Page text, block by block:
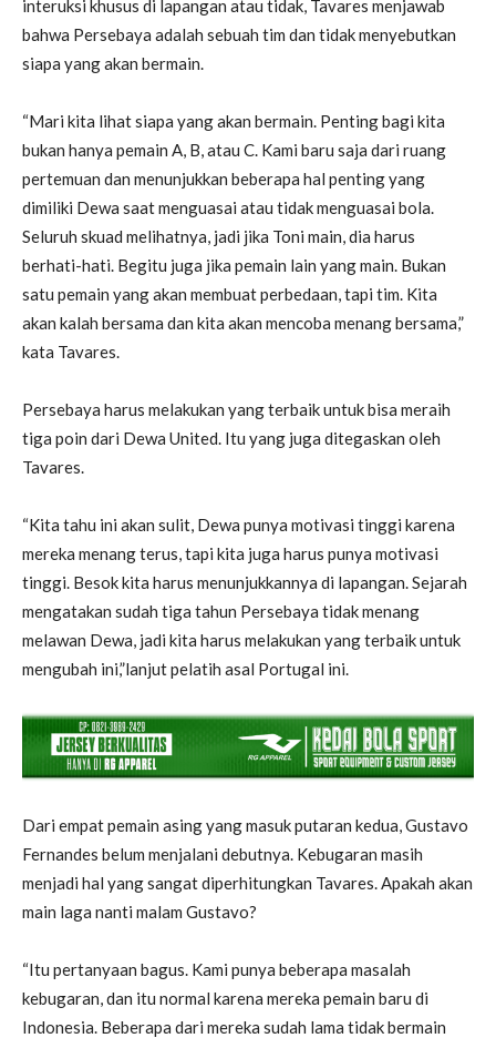
interuksi khusus di lapangan atau tidak, Tavares menjawab
bahwa Persebaya adalah sebuah tim dan tidak menyebutkan
siapa yang akan bermain.
“Mari kita lihat siapa yang akan bermain. Penting bagi kita
bukan hanya pemain A, B, atau C. Kami baru saja dari ruang
pertemuan dan menunjukkan beberapa hal penting yang
dimiliki Dewa saat menguasai atau tidak menguasai bola.
Seluruh skuad melihatnya, jadi jika Toni main, dia harus
berhati-hati. Begitu juga jika pemain lain yang main. Bukan
satu pemain yang akan membuat perbedaan, tapi tim. Kita
akan kalah bersama dan kita akan mencoba menang bersama,”
kata Tavares.
Persebaya harus melakukan yang terbaik untuk bisa meraih
tiga poin dari Dewa United. Itu yang juga ditegaskan oleh
Tavares.
“Kita tahu ini akan sulit, Dewa punya motivasi tinggi karena
mereka menang terus, tapi kita juga harus punya motivasi
tinggi. Besok kita harus menunjukkannya di lapangan. Sejarah
mengatakan sudah tiga tahun Persebaya tidak menang
melawan Dewa, jadi kita harus melakukan yang terbaik untuk
mengubah ini,”lanjut pelatih asal Portugal ini.
Dari empat pemain asing yang masuk putaran kedua, Gustavo
Fernandes belum menjalani debutnya. Kebugaran masih
menjadi hal yang sangat diperhitungkan Tavares. Apakah akan
main laga nanti malam Gustavo?
“Itu pertanyaan bagus. Kami punya beberapa masalah
kebugaran, dan itu normal karena mereka pemain baru di
Indonesia. Beberapa dari mereka sudah lama tidak bermain